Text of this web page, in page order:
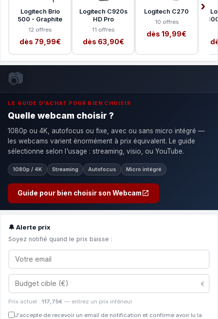
Logitech Brio
500 - Graphite
12 offres
dès 79,99€
Logitech C920s
HD Pro
11 offres
dès 63,90€
Logitech C270
10 offres
dès 19,99€
📷
LE GUIDE D'ACHAT POUR BIEN CHOISIR
Quelle webcam choisir ?
1080p ou 4K, autofocus ou fixe, avec ou sans micro intégré —
les webcams varient énormément à prix équivalent. Le guide
sélectionne selon l'usage : streaming, visio, ou YouTube.
1080p / 4K Streaming Autofocus Micro intégré
Guide pour bien choisir son Webcam
🔔 Alerte prix
Soyez notifié quand le prix baisse :
€
Prix actuel : 117,75€ — entrez un prix inférieur
J'accepte de recevoir un email de notification et confirme avoir lu la